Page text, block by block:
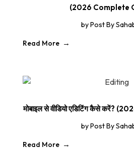
(2026 Complete
byPost By
Read More
मोबाइल से वीडियो एडिटिंग कैसे करें?
byPost By
Read More